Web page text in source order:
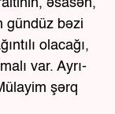
əsasən,
gündüz bəzi
olacağı,
var. Ayrı-
şərq